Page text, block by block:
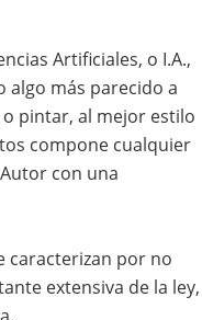
Artificiales, o I.A.,
algo más parecido a
o pintar, al mejor estilo
compone cualquier
con una
caracterizan por no
extensiva de la ley,